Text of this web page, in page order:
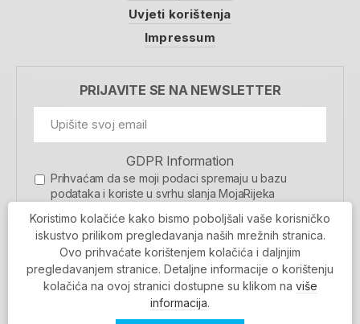
Uvjeti korištenja
Impressum
PRIJAVITE SE NA NEWSLETTER
GDPR Information
Prihvaćam da se moji podaci spremaju u bazu
podataka i koriste u svrhu slanja MojaRijeka
MOJARIJEKA NEWSLETTER
PRIJAVI SE
Koristimo kolačiće kako bismo poboljšali vaše korisničko
iskustvo prilikom pregledavanja naših mrežnih stranica.
Ovo prihvaćate korištenjem kolačića i daljnjim
pregledavanjem stranice. Detaljne informacije o korištenju
kolačića na ovoj stranici dostupne su klikom na više
informacija.